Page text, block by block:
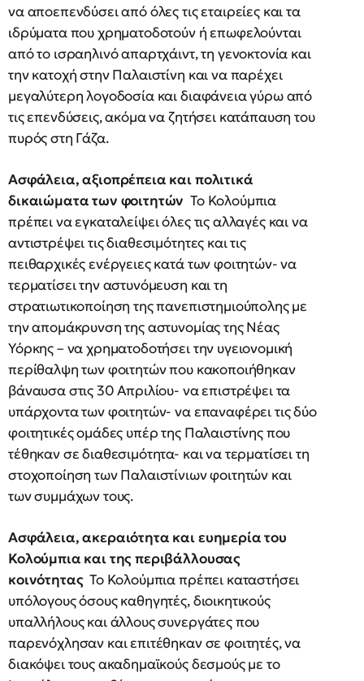
να αποεπενδύσει από όλες τις εταιρείες και τα
ιδρύματα που χρηματοδοτούν ή επωφελούνται
από το ισραηλινό απαρτχάιντ, τη γενοκτονία και
την κατοχή στην Παλαιστίνη και να παρέχει
μεγαλύτερη λογοδοσία και διαφάνεια γύρω από
τις επενδύσεις, ακόμα να ζητήσει κατάπαυση του
πυρός στη Γάζα.
Ασφάλεια, αξιοπρέπεια και πολιτικά
δικαιώματα των φοιτητών Το Κολούμπια
πρέπει να εγκαταλείψει όλες τις αλλαγές και να
αντιστρέψει τις διαθεσιμότητες και τις
πειθαρχικές ενέργειες κατά των φοιτητών- να
τερματίσει την αστυνόμευση και τη
στρατιωτικοποίηση της πανεπιστημιούπολης με
την απομάκρυνση της αστυνομίας της Νέας
Υόρκης – να χρηματοδοτήσει την υγειονομική
περίθαλψη των φοιτητών που κακοποιήθηκαν
βάναυσα στις 30 Απριλίου- να επιστρέψει τα
υπάρχοντα των φοιτητών- να επαναφέρει τις δύο
φοιτητικές ομάδες υπέρ της Παλαιστίνης που
τέθηκαν σε διαθεσιμότητα- και να τερματίσει τη
στοχοποίηση των Παλαιστίνιων φοιτητών και
των συμμάχων τους.
Ασφάλεια, ακεραιότητα και ευημερία του
Κολούμπια και της περιβάλλουσας
κοινότηταςΤο Κολούμπια πρέπει καταστήσει
υπόλογους όσους καθηγητές, διοικητικούς
υπαλλήλους και άλλους συνεργάτες που
παρενόχλησαν και επιτέθηκαν σε φοιτητές, να
διακόψει τους ακαδημαϊκούς δεσμούς με το